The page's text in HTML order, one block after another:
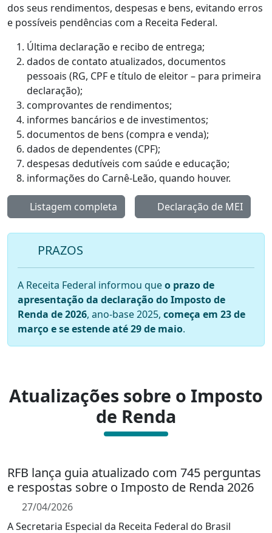
dos seus rendimentos, despesas e bens, evitando erros
e possíveis pendências com a Receita Federal.
Última declaração e recibo de entrega;
dados de contato atualizados, documentos
pessoais (RG, CPF e título de eleitor – para primeira
declaração);
comprovantes de rendimentos;
informes bancários e de investimentos;
documentos de bens (compra e venda);
dados de dependentes (CPF);
despesas dedutíveis com saúde e educação;
informações do Carnê-Leão, quando houver.
Listagem completa Declaração de MEI
PRAZOS
A Receita Federal informou queo prazo de
apresentação da declaração do Imposto de
Renda de 2026, ano-base 2025, começa em 23 de
março e se estende até 29 de maio.
Atualizações sobre o Imposto
de Renda
RFB lança guia atualizado com 745 perguntas
e respostas sobre o Imposto de Renda 2026
27/04/2026
A Secretaria Especial da Receita Federal do Brasil